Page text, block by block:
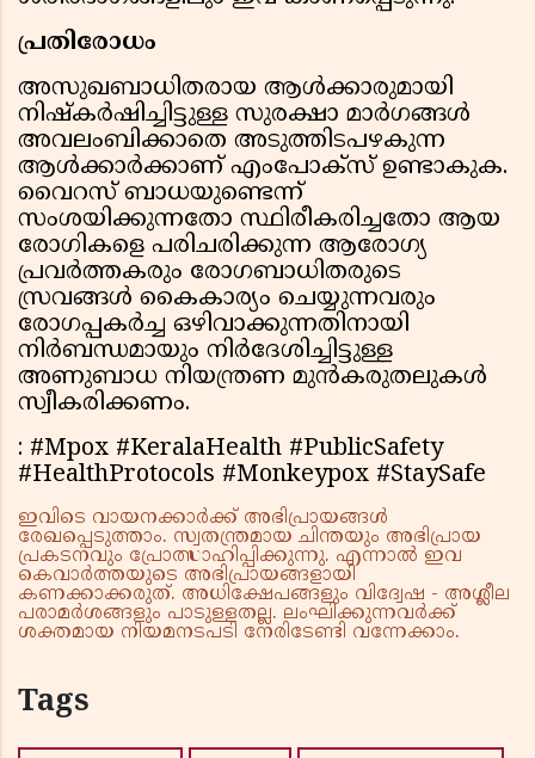
പ്രതിരോധം
അസുഖബാധിതരായ ആള്‍ക്കാരുമായി
നിഷ്‌കര്‍ഷിച്ചിട്ടുള്ള സുരക്ഷാ മാര്‍ഗങ്ങള്‍
അവലംബിക്കാതെ അടുത്തിടപഴകുന്ന
ആള്‍ക്കാര്‍ക്കാണ് എംപോക്സ് ഉണ്ടാകുക.
വൈറസ് ബാധയുണ്ടെന്ന്
സംശയിക്കുന്നതോ സ്ഥിരീകരിച്ചതോ ആയ
രോഗികളെ പരിചരിക്കുന്ന ആരോഗ്യ
പ്രവര്‍ത്തകരും രോഗബാധിതരുടെ
സ്രവങ്ങള്‍ കൈകാര്യം ചെയ്യുന്നവരും
രോഗപ്പകര്‍ച്ച ഒഴിവാക്കുന്നതിനായി
നിര്‍ബന്ധമായും നിര്‍ദേശിച്ചിട്ടുള്ള
അണുബാധ നിയന്ത്രണ മുന്‍കരുതലുകള്‍
സ്വീകരിക്കണം.
: #Mpox #KeralaHealth #PublicSafety
#HealthProtocols #Monkeypox #StaySafe
ഇവിടെ വായനക്കാർക്ക് അഭിപ്രായങ്ങൾ
രേഖപ്പെടുത്താം. സ്വതന്ത്രമായ ചിന്തയും അഭിപ്രായ
പ്രകടനവും പ്രോത്സാഹിപ്പിക്കുന്നു. എന്നാൽ ഇവ
കെവാർത്തയുടെ അഭിപ്രായങ്ങളായി
കണക്കാക്കരുത്. അധിക്ഷേപങ്ങളും വിദ്വേഷ - അശ്ലീല
പരാമർശങ്ങളും പാടുള്ളതല്ല. ലംഘിക്കുന്നവർക്ക്
ശക്തമായ നിയമനടപടി നേരിടേണ്ടി വന്നേക്കാം.
Tags